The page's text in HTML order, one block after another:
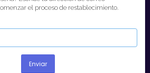
el proceso de restablecimiento.
Enviar